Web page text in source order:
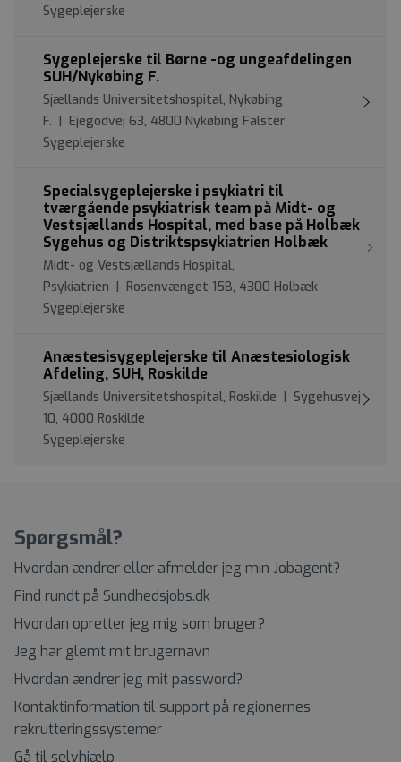
Sygeplejerske
Sygeplejerske til Børne -og ungeafdelingen
SUH/Nykøbing F.
Sjællands Universitetshospital, Nykøbing
F. | Ejegodvej 63, 4800 Nykøbing Falster
Sygeplejerske
Specialsygeplejerske i psykiatri til
tværgående psykiatrisk team på Midt- og
Vestsjællands Hospital, med base på Holbæk
Sygehus og Distriktspsykiatrien Holbæk
Midt- og Vestsjællands Hospital,
Psykiatrien | Rosenvænget 15B, 4300 Holbæk
Sygeplejerske
Anæstesisygeplejerske til Anæstesiologisk
Afdeling, SUH, Roskilde
Sjællands Universitetshospital, Roskilde | Sygehusvej
10, 4000 Roskilde
Sygeplejerske
Spørgsmål?
Hvordan ændrer eller afmelder jeg min Jobagent?
Find rundt på Sundhedsjobs.dk
Hvordan opretter jeg mig som bruger?
Jeg har glemt mit brugernavn
Hvordan ændrer jeg mit password?
Kontaktinformation til support på regionernes
rekrutteringssystemer
Gå til selvhjælp